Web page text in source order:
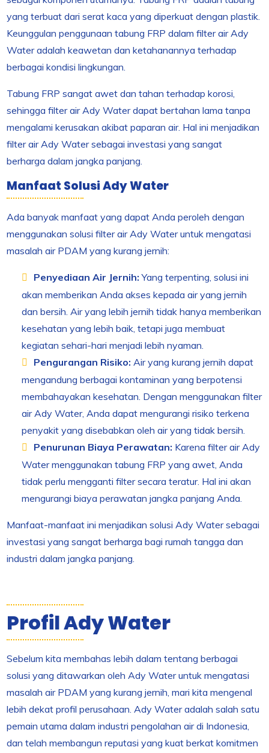
yang terbuat dari serat kaca yang diperkuat dengan plastik.
Keunggulan penggunaan tabung FRP dalam filter air Ady
Water adalah keawetan dan ketahanannya terhadap
berbagai kondisi lingkungan.
Tabung FRP sangat awet dan tahan terhadap korosi,
sehingga filter air Ady Water dapat bertahan lama tanpa
mengalami kerusakan akibat paparan air. Hal ini menjadikan
filter air Ady Water sebagai investasi yang sangat
berharga dalam jangka panjang.
Manfaat Solusi Ady Water
Ada banyak manfaat yang dapat Anda peroleh dengan
menggunakan solusi filter air Ady Water untuk mengatasi
masalah air PDAM yang kurang jernih:
Penyediaan Air Jernih: Yang terpenting, solusi ini
akan memberikan Anda akses kepada air yang jernih
dan bersih. Air yang lebih jernih tidak hanya memberikan
kesehatan yang lebih baik, tetapi juga membuat
kegiatan sehari-hari menjadi lebih nyaman.
Pengurangan Risiko: Air yang kurang jernih dapat
mengandung berbagai kontaminan yang berpotensi
membahayakan kesehatan. Dengan menggunakan filter
air Ady Water, Anda dapat mengurangi risiko terkena
penyakit yang disebabkan oleh air yang tidak bersih.
Penurunan Biaya Perawatan: Karena filter air Ady
Water menggunakan tabung FRP yang awet, Anda
tidak perlu mengganti filter secara teratur. Hal ini akan
mengurangi biaya perawatan jangka panjang Anda.
Manfaat-manfaat ini menjadikan solusi Ady Water sebagai
investasi yang sangat berharga bagi rumah tangga dan
industri dalam jangka panjang.
Profil Ady Water
Sebelum kita membahas lebih dalam tentang berbagai
solusi yang ditawarkan oleh Ady Water untuk mengatasi
masalah air PDAM yang kurang jernih, mari kita mengenal
lebih dekat profil perusahaan. Ady Water adalah salah satu
pemain utama dalam industri pengolahan air di Indonesia,
dan telah membangun reputasi yang kuat berkat komitmen